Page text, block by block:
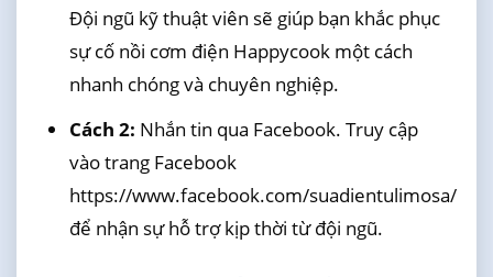
Đội ngũ kỹ thuật viên sẽ giúp bạn khắc phục
sự cố nồi cơm điện Happycook một cách
nhanh chóng và chuyên nghiệp.
Cách 2: Nhắn tin qua Facebook. Truy cập
vào trang Facebook
https://www.facebook.com/suadientulimosa/
để nhận sự hỗ trợ kịp thời từ đội ngũ.